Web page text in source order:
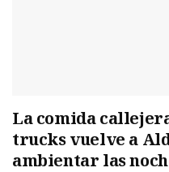
La comida
trucks vuelve a
ambientar las